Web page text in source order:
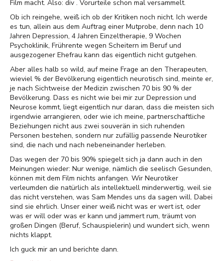
Film macht. Also: div . Vorurteile schon mal versammelt.
Ob ich reingehe, weiß ich ob der Kritiken noch nicht. Ich werde
es tun, allein aus dem Auftrag einer Mutprobe, denn nach 10
Jahren Depression, 4 Jahren Einzeltherapie, 9 Wochen
Psychoklinik, Frührente wegen Scheitern im Beruf und
ausgezogener Ehefrau kann das eigentlich nicht gutgehen.
Aber alles halb so wild, auf meine Frage an den Therapeuten,
wieviel % der Bevölkerung eigentlich neurotisch sind, meinte er,
je nach Sichtweise der Medizin zwischen 70 bis 90 % der
Bevölkerung. Dass es nicht wie bei mir zur Depression und
Neurose kommt, liegt eigentlich nur daran, dass die meisten sich
irgendwie arrangieren, oder wie ich meine, partnerschaftliche
Beziehungen nicht aus zwei souverän in sich ruhenden
Personen bestehen, sondern nur zufällig passende Neurotiker
sind, die nach und nach nebeneinander herleben.
Das wegen der 70 bis 90% spiegelt sich ja dann auch in den
Meinungen wieder: Nur wenige, nämlich die seelisch Gesunden,
können mit dem Film nichts anfangen. Wir Neurotiker
verleumden die natürlich als intellektuell minderwertig, weil sie
das nicht verstehen, was Sam Mendes uns da sagen will. Dabei
sind sie ehrlich. Unser einer weiß nicht was er wert ist, oder
was er will oder was er kann und jammert rum, träumt von
großen Dingen (Beruf, Schauspielerin) und wundert sich, wenn
nichts klappt.
Ich guck mir an und berichte dann.